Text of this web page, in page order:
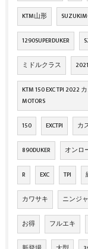
KTM山形
1290SUPERDUKER
ミドルクラス 2021
KTM 150 EXC TPI
MOTORS
150 EXCTPI カ
890DUKER オンロ
R EXC TPI
カワサキ ニンジャ
お得 フルエキ